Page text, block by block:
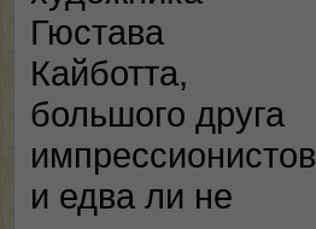
Гюстава
Кайботта,
большого друга
импрессионистов
и едва ли не